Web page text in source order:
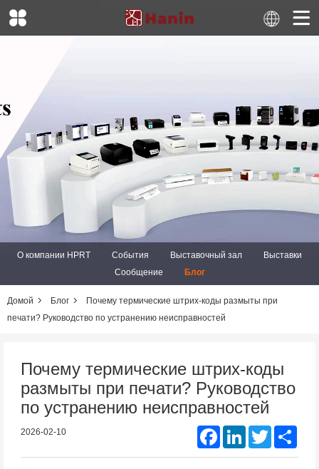
О компании HPRT События Выставочный зал
Выставки
Сообщение
Блог
Домой Блог
Почему термические штрих-коды размыты при
печати? Руководство по устранению неисправностей
Почему термические штрих-коды
размыты при печати? Руководство
по устранению неисправностей
2026-02-10 FacebookLinkedIn Twitter